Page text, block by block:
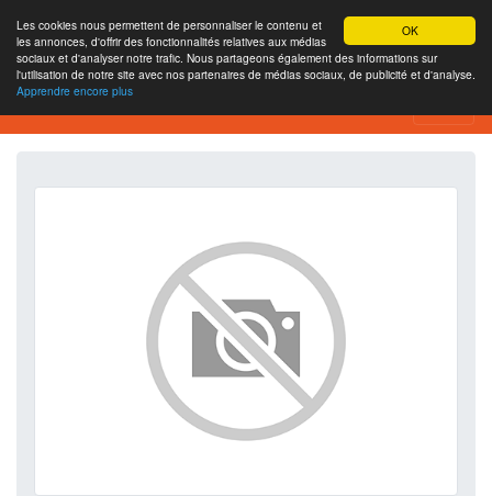
OK
Les cookies nous permettent de personnaliser le contenu et
les annonces, d'offrir des fonctionnalités relatives aux médias
sociaux et d'analyser notre trafic. Nous partageons également des informations sur
l'utilisation de notre site avec nos partenaires de médias sociaux, de publicité et d'analyse.
Apprendre encore plus
SEO Analytics